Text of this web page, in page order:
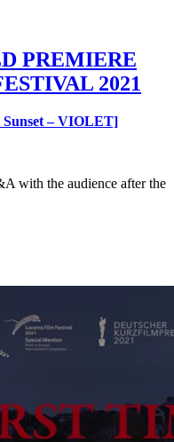
PREMIERE
2021
– VIOLET]
with the audience after the